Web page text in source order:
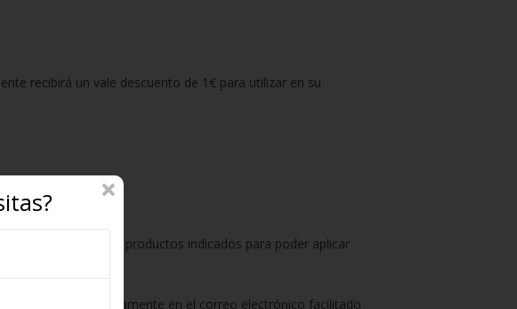
recibirá un vale descuento de 1€ para utilizar en su
en su compra los productos indicados para poder aplicar
en % automáticamente en el correo electrónico facilitado